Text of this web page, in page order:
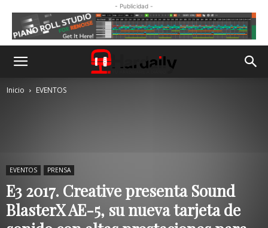
- Publicidad -
Inicio EVENTOS
EVENTOS PRENSA
E3 2017. Creative presenta Sound
BlasterX AE-5, su nueva tarjeta de